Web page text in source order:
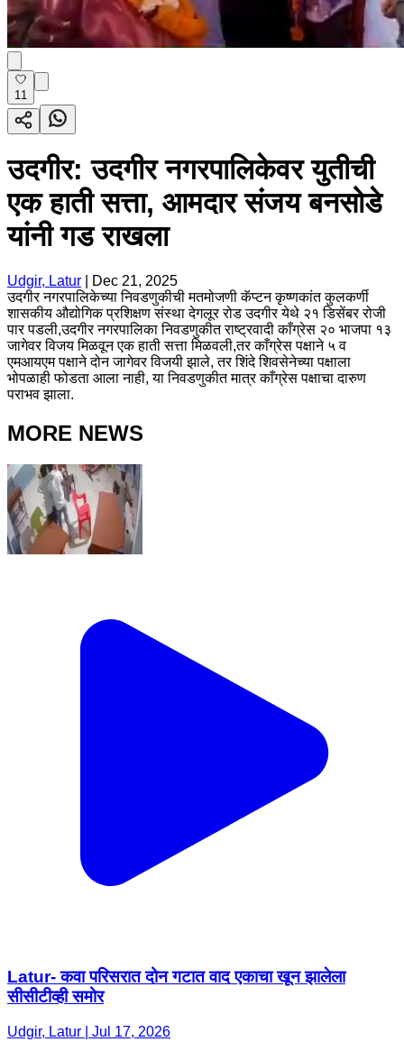
11
उदगीर: उदगीर नगरपालिकेवर युतीची
एक हाती सत्ता, आमदार संजय बनसोडे
यांनी गड राखला
Udgir, Latur
Dec 21, 2025
उदगीर नगरपालिकेच्या निवडणुकीची मतमोजणी कॅप्टन कृष्णकांत कुलकर्णी
शासकीय औद्योगिक प्रशिक्षण संस्था देगलूर रोड उदगीर येथे २१ डिसेंबर रोजी
पार पडली,उदगीर नगरपालिका निवडणुकीत राष्ट्रवादी काँग्रेस २० भाजपा १३
जागेवर विजय मिळवून एक हाती सत्ता मिळवली,तर काँग्रेस पक्षाने ५ व
एमआयएम पक्षाने दोन जागेवर विजयी झाले, तर शिंदे शिवसेनेच्या पक्षाला
भोपळाही फोडता आला नाही, या निवडणुकीत मात्र काँग्रेस पक्षाचा दारुण
पराभव झाला.
MORE NEWS
Latur- कवा परिसरात दोन गटात वाद एकाचा खून झालेला
सीसीटीव्ही समोर
Udgir, Latur | Jul 17, 2026